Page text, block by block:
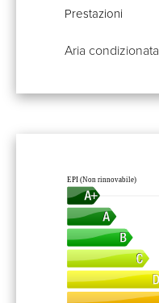
Prestazioni
Aria condizionata
EPI (Non rinnovabile)